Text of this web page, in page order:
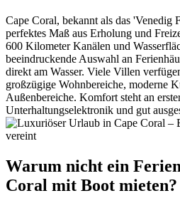
Cape Coral, bekannt als das 'Venedig
perfektes Maß aus Erholung und
600 Kilometer Kanälen und
beeindruckende Auswahl an
direkt am Wasser. Viele Villen
großzügige Wohnbereiche, moderne
Außenbereiche. Komfort steht an
Unterhaltungselektronik und gut
Warum nicht ein
Coral mit Boot mieten?